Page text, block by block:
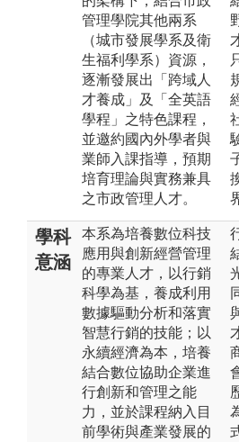
管理學院其他兩系
（城市發展學系及衛
生福利學系）資源，
逐漸發展出「跨域人
才養成」及「全英語
學程」之特色課程，
並邀約國內外學者與
業師入課指導，預期
培育理論與實務兼具
之市政管理人才。
學科
意涵
本系為培養數位科技
應用與創新經營管理
的專業人才，以行銷
科學為基，養成利用
數據驅動分析和落實
智慧行銷的技能；以
永續經濟為本，培養
結合數位協助企業進
行創新和管理之能
力，並於課程納入目
前學術與產業發展的